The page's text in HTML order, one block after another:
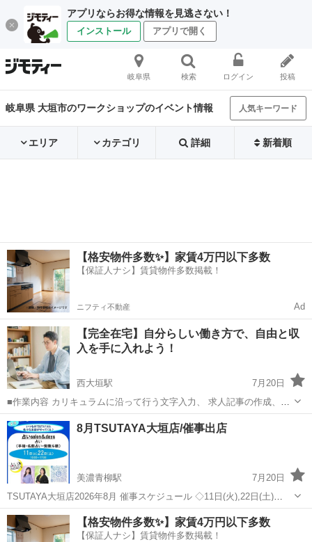
アプリならお得な情報を見逃さない！
インストール アプリで開く
岐阜県 検索 ログイン 投稿
岐阜県 大垣市のワークショップのイベント情報 人気キーワード
エリア カテゴリ 詳細 新着順
【格安物件多数✨】家賃4万円以下多数
【保証人ナシ】賃貸物件多数掲載！
ニフティ不動産 Ad
【完全在宅】自分らしい働き方で、自由と収
入を手に入れよう！
西大垣駅
7月20日
■作業内容 カリキュラムに沿って行う文字入力、 求人記事の作成、お
問い合わせ対応、 SNS運営などを担当していただきます。 ・未経験の
方でも安心して始められます ・作業量に応じて報 酬アップが見込めま
す ...
岐阜 大垣市 西大垣駅 ワークショップ ペース
8月TSUTAYA大垣店/催事出店
美濃青柳駅
7月20日
TSUTAYA大垣店2026年8月 催事スケジュール ◇11日(火),22日(土)
10:00〜17:00 『占いsalon &days』 占い(手相,名前占い,紫微斗数)
@and_days0823 いつものTSUT...
岐阜 大垣市 美濃青柳駅 ワークショップ 催事
【格安物件多数✨】家賃4万円以下多数
【保証人ナシ】賃貸物件多数掲載！